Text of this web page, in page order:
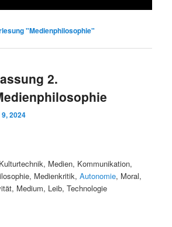
"Medienphilosophie"
2.
2024
Medien, Kommunikation,
Medienkritik,Autonomie, Moral,
Medium, Leib, Technologie